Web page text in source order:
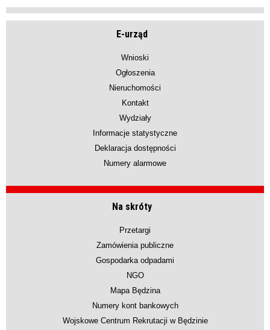
E-urząd
Wnioski
Ogłoszenia
Nieruchomości
Kontakt
Wydziały
Informacje statystyczne
Deklaracja dostępności
Numery alarmowe
Na skróty
Przetargi
Zamówienia publiczne
Gospodarka odpadami
NGO
Mapa Będzina
Numery kont bankowych
Wojskowe Centrum Rekrutacji w Będzinie